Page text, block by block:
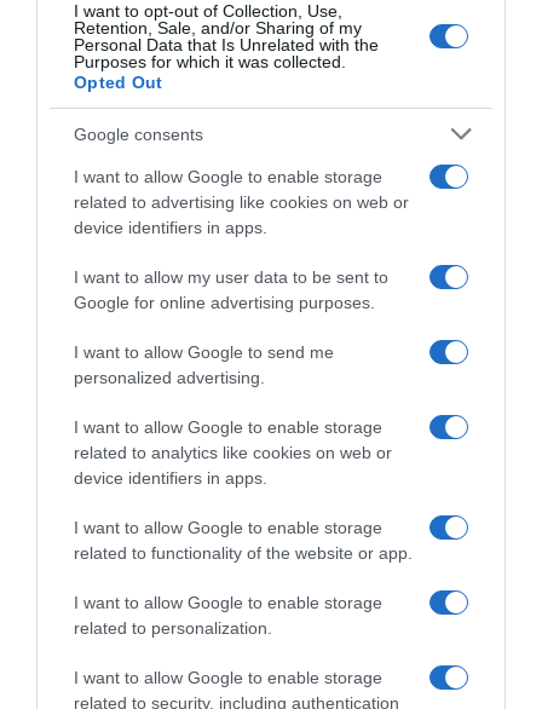
I want to opt-out of Collection, Use,
Retention, Sale, and/or Sharing of my
Personal Data that Is Unrelated with the
Purposes for which it was collected.
Opted Out
Google consents
I want to allow Google to enable storage
related to advertising like cookies on web or
device identifiers in apps.
I want to allow my user data to be sent to
Google for online advertising purposes.
I want to allow Google to send me
personalized advertising.
I want to allow Google to enable storage
related to analytics like cookies on web or
device identifiers in apps.
I want to allow Google to enable storage
related to functionality of the website or app.
I want to allow Google to enable storage
related to personalization.
I want to allow Google to enable storage
related to security, including authentication
LIFESTYLE